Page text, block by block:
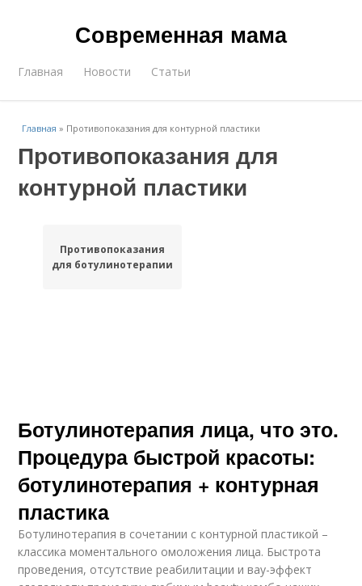
Современная мама
Главная Новости Статьи
Главная » Противопоказания для контурной пластики
Противопоказания для
контурной пластики
Противопоказания
для ботулинотерапии
Ботулинотерапия лица, что это.
Процедура быстрой красоты:
ботулинотерапия + контурная
пластика
Ботулинотерапия в сочетании с контурной пластикой –
классика моментального омоложения лица. Быстрота
проведения, отсутствие реабилитации и вау-эффект